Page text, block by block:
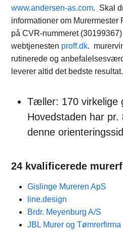
www.andersen-as.com. Skal
informationer om Murermester
på CVR-nummeret
webtjenesten proff.dk.
rutinerede og
leverer altid det bedste resultat.
Tæller: 170 virkelige
Hovedstaden har
denne
24 kvalificerede
Gislinge Mureren ApS
line.design
Brdr. Meyenburg A/S
JBL Murer og Tømrerfirma